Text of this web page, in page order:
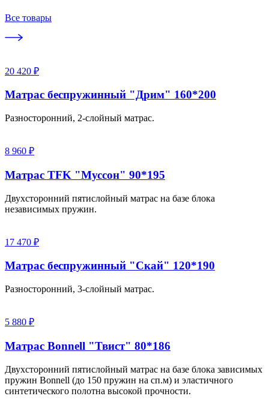
Все товары
20 420 ₽
Матрас беспружинный "Дрим" 160*200
Разносторонний, 2-слойный матрас.
8 960 ₽
Матрас TFK "Муссон" 90*195
Двухсторонний пятислойный матрас на базе блока
независимых пружин.
17 470 ₽
Матрас беспружинный "Скай" 120*190
Разносторонний, 3-слойный матрас.
5 880 ₽
Матрас Bonnell "Твист" 80*186
Двухсторонний пятислойный матрас на базе блока зависимых
пружин Bonnell (до 150 пружин на сп.м) и эластичного
синтетического полотна высокой прочности.